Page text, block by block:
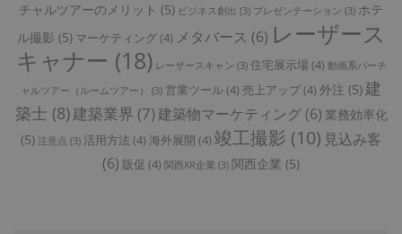
チャルツアーのメリット (5) ビジネス創出 (3) プレゼンテーション (3) ホテ
ル撮影 (5) マーケティング(4) メタバース (6) レーザース
キャナー (18) レーザースキャン (3) 住宅展示場 (4) 動画系バーチ
ャルツアー（ルームツアー）
(3) 営業ツール(4) 売上アップ(4) 外注 (5) 建
築士 (8)建築業界 (7) 建築物マーケティング(6) 業務効率化
(5) 注意点 (3) 活用方法 (4) 海外展開 (4) 竣工撮影 (10) 見込み客
(6) 販促 (4) 関西XR企業 (3) 関西企業 (5)